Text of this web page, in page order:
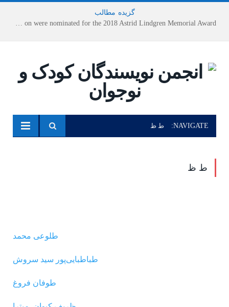
گزیده مطالب
NAVIGATE: ط ظ
ط ظ
طلوعی محمد
طباطبایی‌پور سید سروش
طوفان فروغ